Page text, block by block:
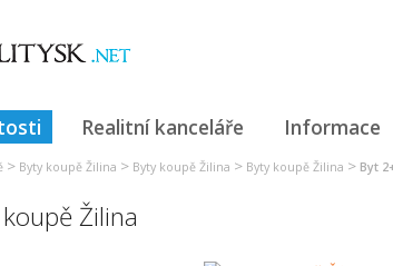
Realitní kanceláře Informace
> Byty koupě Žilina > Byty koupě Žilina > Byty koupě Žilina > Byt
Žilina